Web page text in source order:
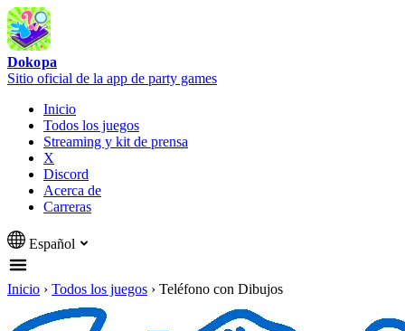
Dokopa
Sitio oficial de la app de party games
Inicio
Todos los juegos
Streaming y kit de prensa
X
Discord
Acerca de
Carreras
Español
Inicio › Todos los juegos › Teléfono con Dibujos